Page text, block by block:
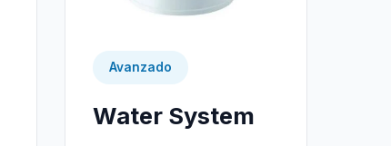
Avanzado
Water System